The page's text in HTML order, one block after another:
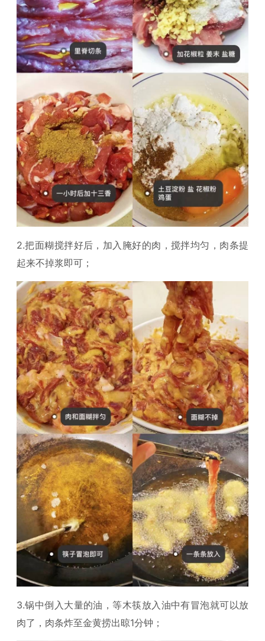
2.把面糊搅拌好后，加入腌好的肉，搅拌均匀，肉条提
起来不掉浆即可；
3.锅中倒入大量的油，等木筷放入油中有冒泡就可以放
肉了，肉条炸至金黄捞出晾1分钟；